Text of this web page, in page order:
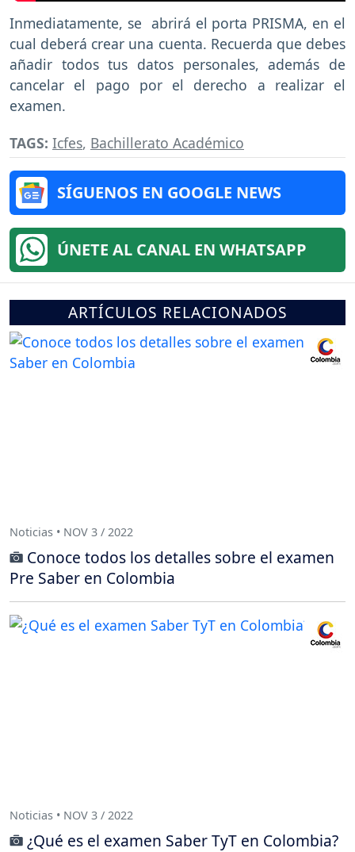
Inmediatamente, se abrirá el porta PRISMA, en el
cual deberá crear una cuenta. Recuerda que debes
añadir todos tus datos personales, además de
cancelar el pago por el derecho a realizar el
examen.
TAGS: Icfes, Bachillerato Académico
SÍGUENOS EN GOOGLE NEWS
ÚNETE AL CANAL EN WHATSAPP
ARTÍCULOS RELACIONADOS
Noticias • NOV 3 / 2022
Conoce todos los detalles sobre el examen
Pre Saber en Colombia
Noticias • NOV 3 / 2022
¿Qué es el examen Saber TyT en Colombia?